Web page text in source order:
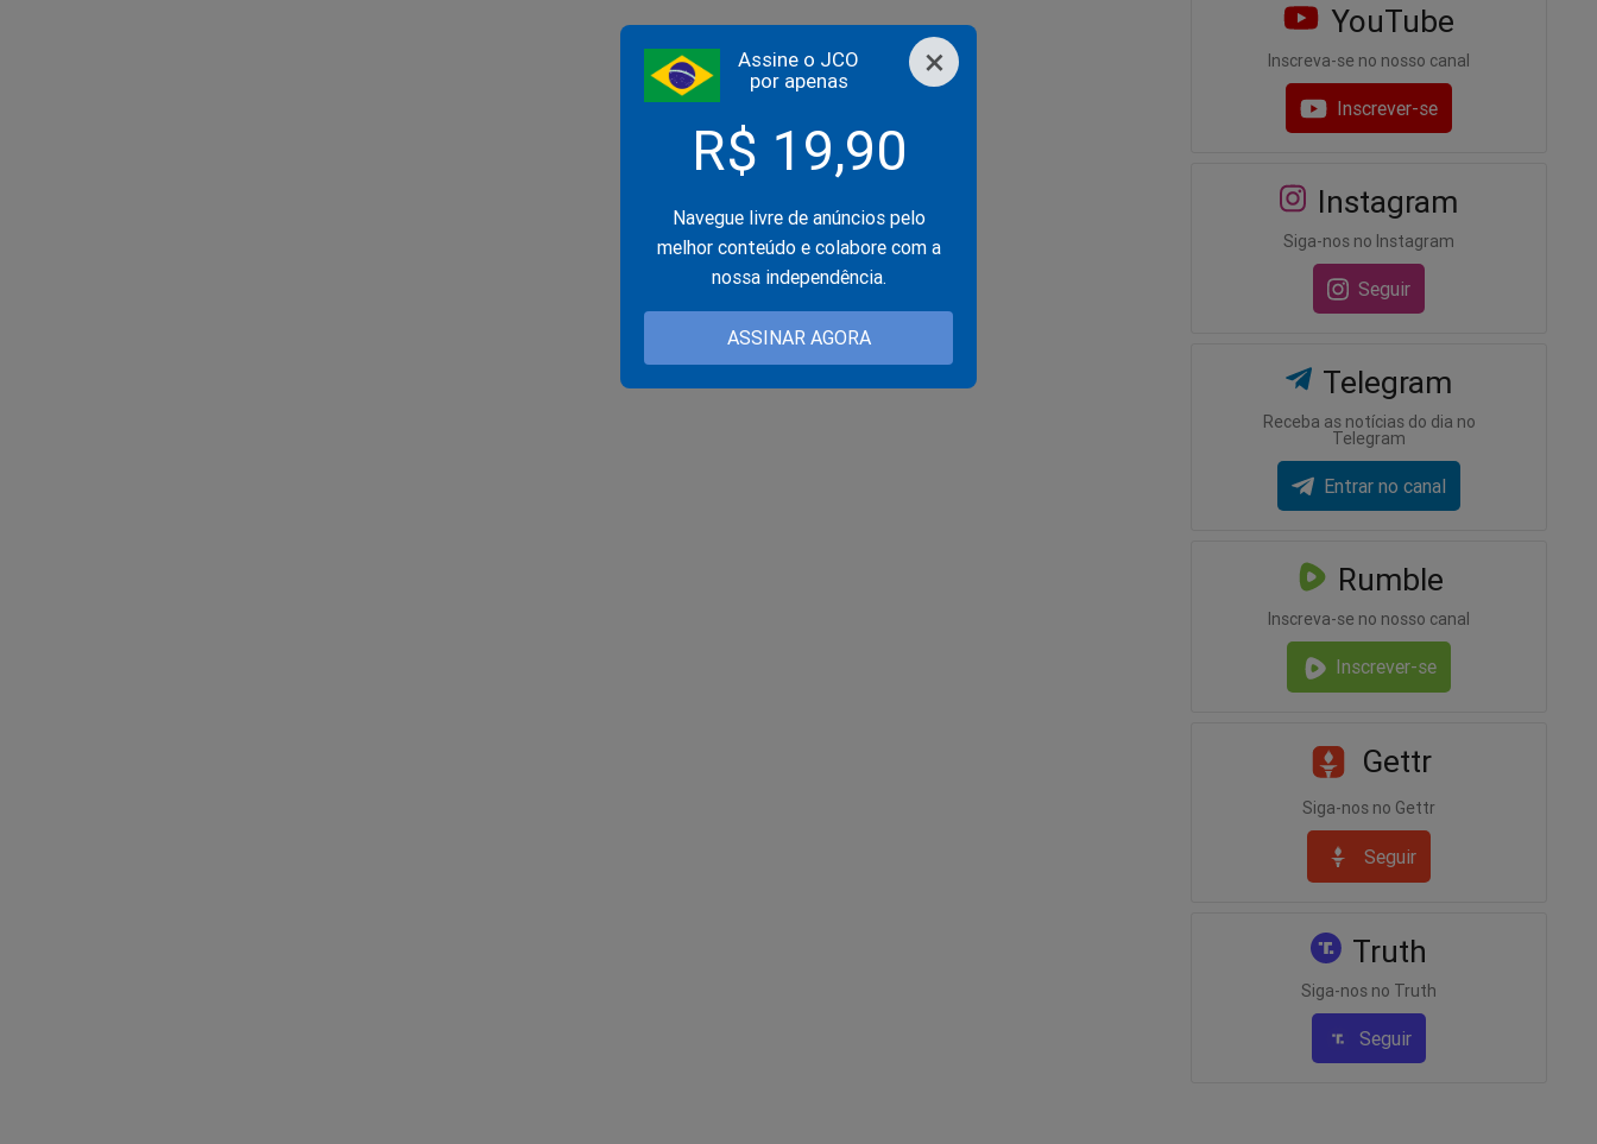
×
Assine o JCO
por apenas
R$ 19,90
Navegue livre de anúncios pelo
melhor conteúdo e colabore com a
nossa independência.
ASSINAR AGORA
YouTube
Inscreva-se no nosso canal
Inscrever-se
Instagram
Siga-nos no Instagram
Seguir
Telegram
Receba as notícias do dia no
Telegram
Entrar no canal
Rumble
Inscreva-se no nosso canal
Inscrever-se
Gettr
Siga-nos no Gettr
Seguir
Truth
Siga-nos no Truth
Seguir